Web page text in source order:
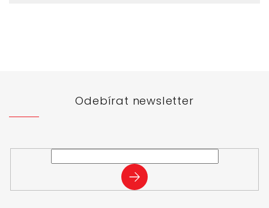
Odebírat newsletter
PŘIHLÁSIT
SE